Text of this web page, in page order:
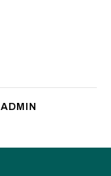
ADMIN